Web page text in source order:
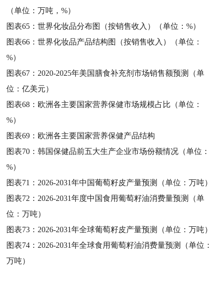
（单位：万吨，%）
图表65：世界化妆品分布图（按销售收入）（单位：%）
图表66：世界化妆品产品结构图（按销售收入）（单位：
%）
图表67： 2020-2025年美国膳食补充剂市场销售额预测（单
位：亿美元）
图表68： 欧洲各主要国家营养保健市场规模占比（单位：
%）
图表69： 欧洲各主要国家营养保健产品结构
图表70：韩国保健品前五大生产企业市场份额情况（单位：
%）
图表71： 2026-2031年中国葡萄籽皮产量预测（单位：万吨）
图表72： 2026-2031年度中国食用葡萄籽油消费量预测（单
位：万吨）
图表73： 2026-2031年全球葡萄籽皮产量预测（单位：万吨）
图表74： 2026-2031年全球食用葡萄籽油消费量预测（单位：
万吨）